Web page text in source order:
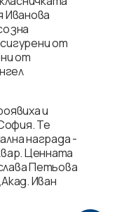
Иванова
от
от
и
Те
награда -
Ценната
Петьова
Иван